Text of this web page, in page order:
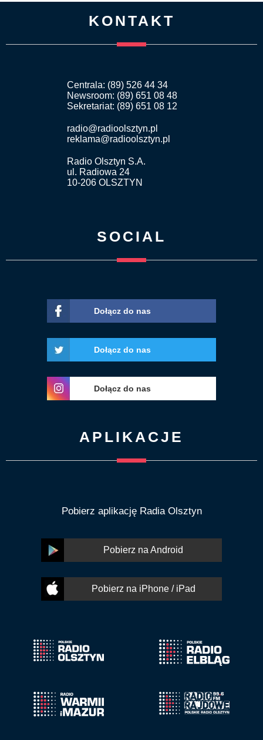
KONTAKT
Centrala: (89) 526 44 34
Newsroom: (89) 651 08 48
Sekretariat: (89) 651 08 12
radio@radioolsztyn.pl
reklama@radioolsztyn.pl
Radio Olsztyn S.A.
ul. Radiowa 24
10-206 OLSZTYN
SOCIAL
Dołącz do nas
Dołącz do nas
Dołącz do nas
APLIKACJE
Pobierz aplikację Radia Olsztyn
Pobierz na Android
Pobierz na iPhone / iPad